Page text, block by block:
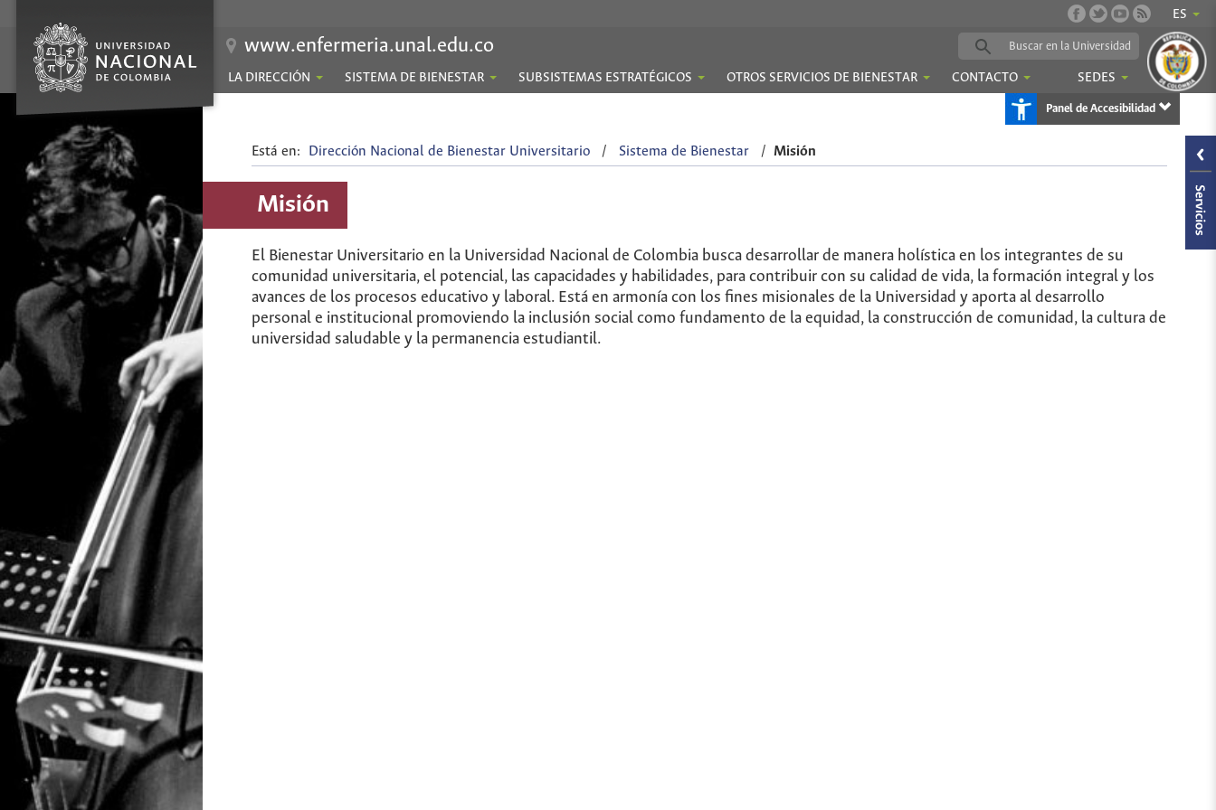
ES
www.enfermeria.unal.edu.co
LA DIRECCIÓN SISTEMA DE BIENESTAR SUBSISTEMAS ESTRATÉGICOS OTROS SERVICIOS DE BIENESTAR CONTACTO SEDES
Panel de Accesibilidad
Está en: Dirección Nacional de Bienestar Universitario / Sistema de Bienestar /Misión
Misión
El Bienestar Universitario en la Universidad Nacional de Colombia busca desarrollar de manera holística en los integrantes de su
comunidad universitaria, el potencial, las capacidades y habilidades, para contribuir con su calidad de vida, la formación integral y los
avances de los procesos educativo y laboral. Está en armonía con los fines misionales de la Universidad y aporta al desarrollo
personal e institucional promoviendo la inclusión social como fundamento de la equidad, la construcción de comunidad, la cultura de
universidad saludable y la permanencia estudiantil.